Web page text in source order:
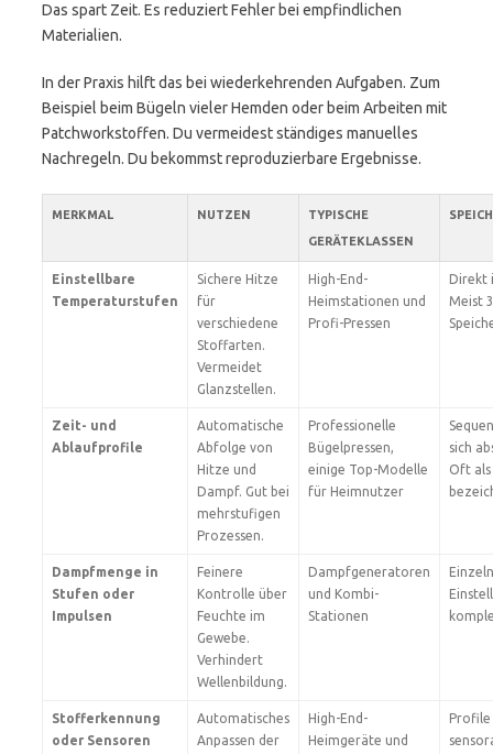
Das spart Zeit. Es reduziert Fehler bei empfindlichen
Materialien.
In der Praxis hilft das bei wiederkehrenden Aufgaben. Zum
Beispiel beim Bügeln vieler Hemden oder beim Arbeiten mit
Patchworkstoffen. Du vermeidest ständiges manuelles
Nachregeln. Du bekommst reproduzierbare Ergebnisse.
MERKMAL NUTZEN
TYPISCHE
GERÄTEKLASSEN
Einstellbare
Temperaturstufen
Sichere Hitze
für
verschiedene
Stoffarten.
Vermeidet
Glanzstellen.
High-End-
Heimstationen und
Profi-Pressen
Direkt
Meist
Zeit- und
Ablaufprofile
Automatische
Abfolge von
Hitze und
Dampf. Gut bei
mehrstufigen
Prozessen.
Professionelle
Bügelpressen,
einige Top-Modelle
für Heimnutzer
sich
Oft als
Dampfmenge in
Stufen oder
Impulsen
Feinere
Kontrolle über
Feuchte im
Gewebe.
Verhindert
Wellenbildung.
Dampfgeneratoren
und Kombi-
Stationen
Stofferkennung
oder Sensoren
Automatisches
Anpassen der
High-End-
Heimgeräte und
Profile